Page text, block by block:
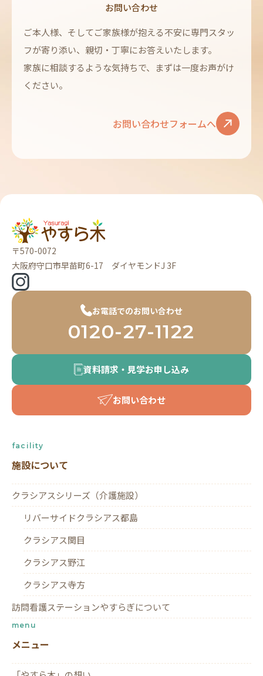
お問い合わせ
ご本人様、そしてご家族様が抱える不安に専門スタッ
フが寄り添い、親切・丁寧にお答えいたします。
家族に相談するような気持ちで、まずは一度お声がけ
ください。
お問い合わせフォームへ
〒570-0072
大阪府守口市早苗町6-17 ダイヤモンドJ 3F
お電話でのお問い合わせ
0120-27-1122
資料請求・見学お申し込み
お問い合わせ
facility
施設について
クラシアスシリーズ（介護施設）
リバーサイドクラシアス都島
クラシアス関目
クラシアス野江
クラシアス寺方
訪問看護ステーションやすらぎについて
menu
メニュー